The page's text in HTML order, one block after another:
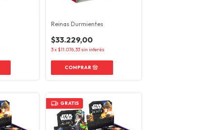
Reinas Durmientes
$33.229,00
3x $11.076,33 sin interés
GRATIS